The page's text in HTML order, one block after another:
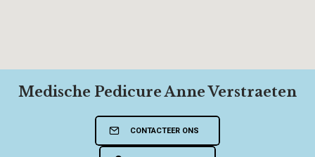
Medische Pedicure Anne Verstraeten
CONTACTEER ONS